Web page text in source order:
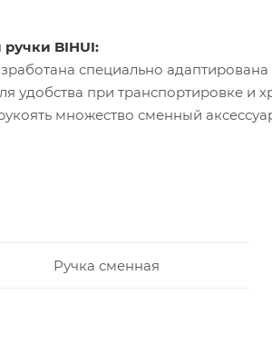
BIHUI:
специально
удобства при транспортировке и
множество сменный
Ручка сменная